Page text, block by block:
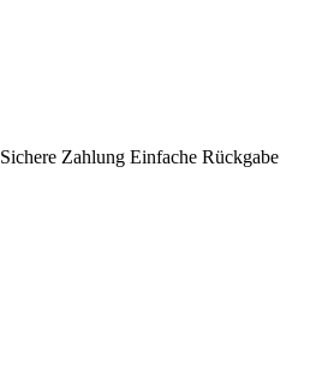
Sichere Zahlung Einfache Rückgabe